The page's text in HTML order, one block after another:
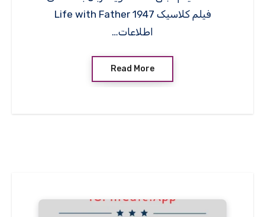
فیلم کلاسیک Life with Father 1947
اطلاعات…
Read More